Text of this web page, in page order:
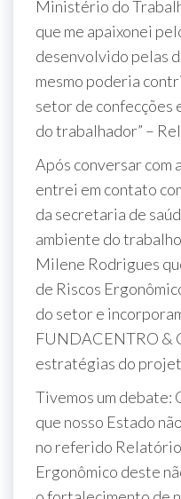
Ministério do
que me apaixonei
desenvolvido pelas
mesmo poderia
setor de confecções
do trabalhador” –
Após conversar com
entrei em contato
da secretaria de
ambiente do
Milene Rodrigues
de Riscos
do setor e
FUNDACENTRO &
estratégias do
Tivemos um debate:
que nosso Estado
no referido
Ergonômico deste